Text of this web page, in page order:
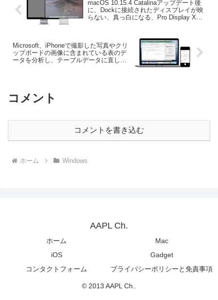
macOS 10.15.4 Catalinaアップデート後
に、Dockに接続されたディスプレイが映
らない、真っ白になる、Pro Display XDR
Microsoft、iPhoneで撮影した写真やクリ
ップボードの画像に含まれている表のデ
ータを分析し、テーブルデータに直して
コメント
コメントを書き込む
ホーム Windows
AAPL Ch.
ホーム
Mac
iOS
Gadget
コンタクトフォーム
プライバシーポリシーと免責事項
© 2013 AAPL Ch..